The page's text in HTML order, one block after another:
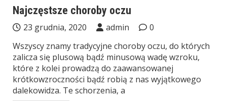
Najczęstsze choroby oczu
23 grudnia, 2020 admin
0
Wszyscy znamy tradycyjne choroby oczu, do których
zalicza się plusową bądź minusową wadę wzroku,
które z kolei prowadzą do zaawansowanej
krótkowzroczności bądź robią z nas wyjątkowego
dalekowidza. Te schorzenia, a